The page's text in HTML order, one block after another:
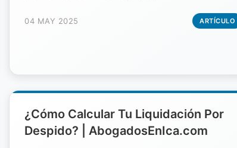
04 MAY 2025 ARTÍCULO
¿Cómo Calcular Tu Liquidación Por
Despido? | AbogadosEnIca.com